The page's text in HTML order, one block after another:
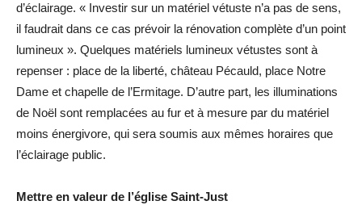
d’éclairage. « Investir sur un matériel vétuste n’a pas de sens,
il faudrait dans ce cas prévoir la rénovation complète d’un point
lumineux ». Quelques matériels lumineux vétustes sont à
repenser : place de la liberté, château Pécauld, place Notre
Dame et chapelle de l’Ermitage. D’autre part, les illuminations
de Noël sont remplacées au fur et à mesure par du matériel
moins énergivore, qui sera soumis aux mêmes horaires que
l’éclairage public.
Mettre en valeur de l’église Saint-Just